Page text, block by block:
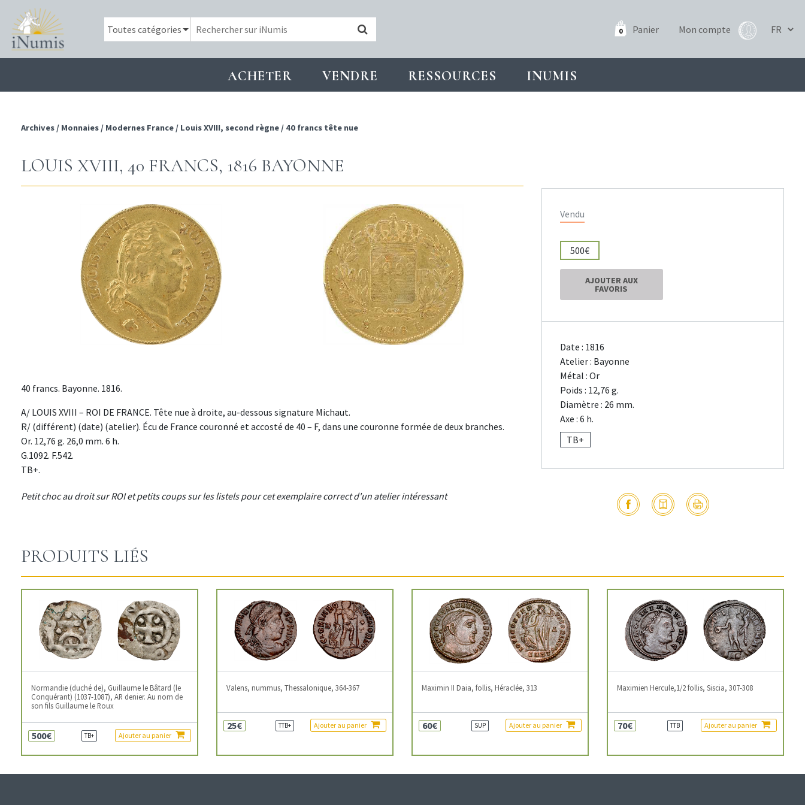
0 Panier Mon compte
ACHETER VENDRE RESSOURCES INUMIS
Archives / Monnaies / Modernes France / Louis XVIII, second règne / 40 francs tête nue
LOUIS XVIII, 40 FRANCS, 1816 BAYONNE
40 francs. Bayonne. 1816.
A/ LOUIS XVIII – ROI DE FRANCE. Tête nue à droite, au-dessous signature Michaut.
R/ (différent) (date) (atelier). Écu de France couronné et accosté de 40 – F, dans une couronne formée de deux branches.
Or. 12,76 g. 26,0 mm. 6 h.
G.1092. F.542.
TB+.
Petit choc au droit sur ROI et petits coups sur les listels pour cet exemplaire correct d'un atelier intéressant
Vendu
500€
AJOUTER AUX
FAVORIS
Date : 1816
Atelier : Bayonne
Métal : Or
Poids : 12,76 g.
Diamètre : 26 mm.
Axe : 6 h.
TB+
PRODUITS LIÉS
Normandie (duché de), Guillaume le Bâtard (le
Conquérant) (1037-1087), AR denier. Au nom de
son fils Guillaume le Roux
500€ TB+ Ajouter au panier
Valens, nummus, Thessalonique, 364-367
25€ TTB+ Ajouter au panier
Maximin II Daia, follis, Héraclée, 313
60€ SUP Ajouter au panier
Maximien Hercule,1/2 follis, Siscia, 307-308
70€ TTB Ajouter au panier